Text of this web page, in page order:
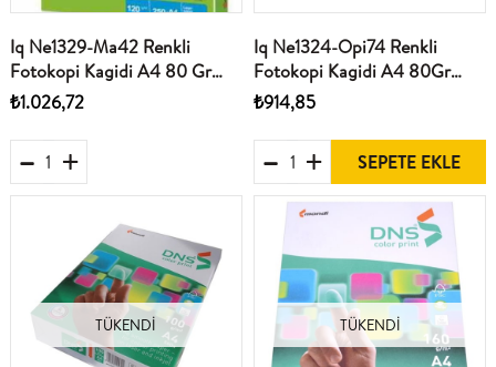
Iq Ne1329-Ma42 Renkli
Fotokopi Kagidi A4 80 Gr
Bahar Yesili 500Lü Paket
₺1.026,72
Iq Ne1324-Opi74 Renkli
Fotokopi Kagidi A4 80Gr
Açik Gül Pembesi 500Lü
Paket
₺914,85
SEPETE EKLE
TÜKENDI TÜKENDI